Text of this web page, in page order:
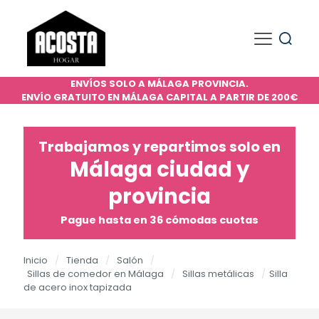
ENVÍOS SOLO A MÁLAGA PROVINCIA.
ENVÍO GRATUITO EN MÁLAGA CAPITAL A PARTIR DE 200€
Trabajamos y repartimos solo en
Málaga ciudad y
provincia
Pague hasta en 36 cómodas cuotas
Inicio / Tienda / Salón
/
Sillas de comedor en Málaga
/ Sillas metálicas / Silla
de acero inox tapizada